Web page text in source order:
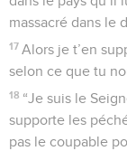
massacré dans le
17 Alors je t’en
selon ce que tu
18 “Je suis le
supporte les
pas le coupable